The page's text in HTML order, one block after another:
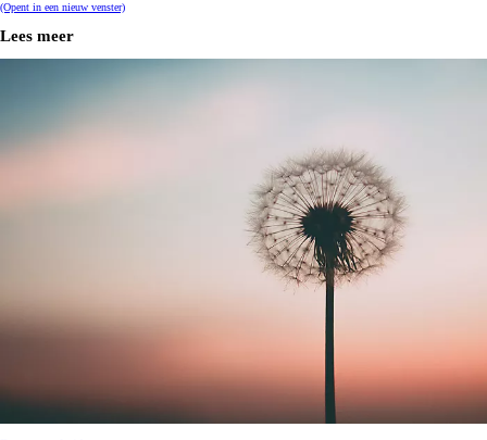
(Opent in een nieuw venster)
Lees meer